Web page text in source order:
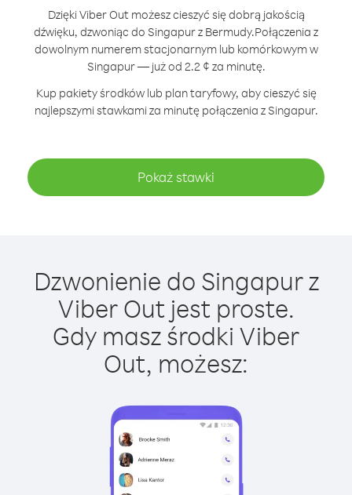
Dzięki Viber Out możesz cieszyć się dobrą jakością
dźwięku, dzwoniąc do Singapur z Bermudy.Połączenia z
dowolnym numerem stacjonarnym lub komórkowym w
Singapur — już od 2.2 ¢ za minutę.
Kup pakiety środków lub plan taryfowy, aby cieszyć się
najlepszymi stawkami za minutę połączenia z Singapur.
Pokaż stawki
Dzwonienie do Singapur z
Viber Out jest proste.
Gdy masz środki Viber
Out, możesz: